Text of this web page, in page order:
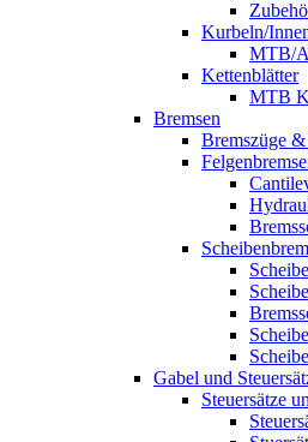
Kurbeln/
MTB/
Kettenblätter
MTB
Bremsen
Bremszüge
Gabel und
Steuersätze